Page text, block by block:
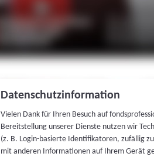
Datenschutzinformation
Vielen Dank für Ihren Besuch auf
Bereitstellung unserer Dienste nutzen wir
(z. B. Login-basierte Identifikatoren, zufällig
mit anderen Informationen auf Ihrem Gerät